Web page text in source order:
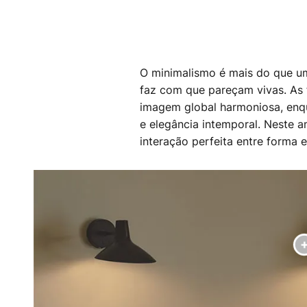
O minimalismo é mais do que
faz com que pareçam vivas.
imagem global harmoniosa,
e elegância intemporal. Neste
interação perfeita entre forma